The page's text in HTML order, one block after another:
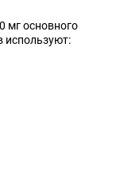
мг основного
используют: